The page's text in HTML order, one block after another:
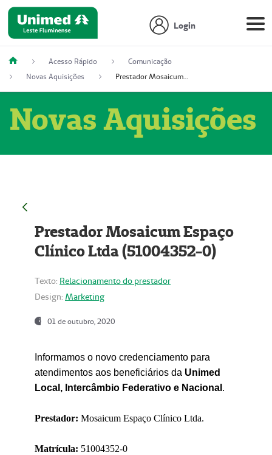
Login
Acesso Rápido
Comunicação
Novas Aquisições
Prestador Mosaicum Espaço Clínico Ltda (51004352-0)
Novas Aquisições
Prestador Mosaicum Espaço
Clínico Ltda (51004352-0)
Texto: Relacionamento do prestador
Design: Marketing
01 de outubro, 2020
Informamos o novo credenciamento para
atendimentos aos beneficiários da Unimed
Local, Intercâmbio Federativo e Nacional .
Prestador: Mosaicum Espaço Clínico Ltda.
Matrícula: 51004352-0